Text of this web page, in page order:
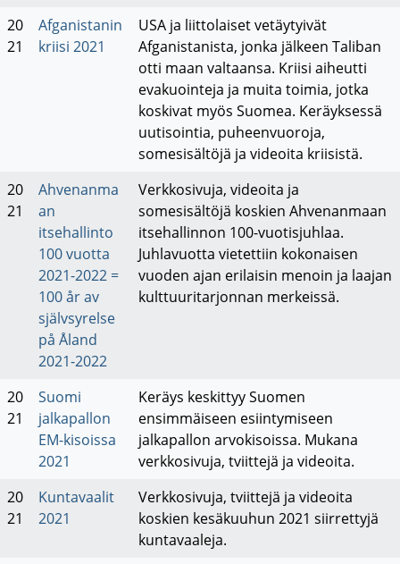
20
21
Afganistanin
kriisi 2021
USA ja liittolaiset vetäytyivät
Afganistanista, jonka jälkeen Taliban
otti maan valtaansa. Kriisi aiheutti
evakuointeja ja muita toimia, jotka
koskivat myös Suomea. Keräyksessä
uutisointia, puheenvuoroja,
somesisältöjä ja videoita kriisistä.
20
21
Ahvenanma
an
itsehallinto
100 vuotta
2021-2022 =
100 år av
självsyrelse
på Åland
2021-2022
Verkkosivuja, videoita ja
somesisältöjä koskien Ahvenanmaan
itsehallinnon 100-vuotisjuhlaa.
Juhlavuotta vietettiin kokonaisen
vuoden ajan erilaisin menoin ja laajan
kulttuuritarjonnan merkeissä.
20
21
Suomi
jalkapallon
EM-kisoissa
2021
Keräys keskittyy Suomen
ensimmäiseen esiintymiseen
jalkapallon arvokisoissa. Mukana
verkkosivuja, tviittejä ja videoita.
20
21
Kuntavaalit
2021
Verkkosivuja, tviittejä ja videoita
koskien kesäkuuhun 2021 siirrettyjä
kuntavaaleja.